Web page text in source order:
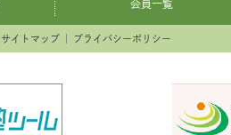
会員一覧
サイトマップ プライバシーポリシー